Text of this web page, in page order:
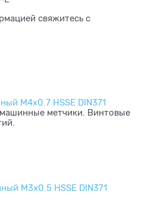
свяжитесь с
M4x0.7 HSSE DIN371
метчики. Винтовые
M3x0.5 HSSE DIN371